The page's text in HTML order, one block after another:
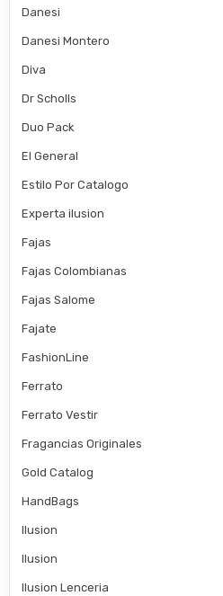
Danesi
Danesi Montero
Diva
Dr Scholls
Duo Pack
El General
Estilo Por Catalogo
Experta ilusion
Fajas
Fajas Colombianas
Fajas Salome
Fajate
FashionLine
Ferrato
Ferrato Vestir
Fragancias Originales
Gold Catalog
HandBags
Ilusion
Ilusion
Ilusion Lenceria